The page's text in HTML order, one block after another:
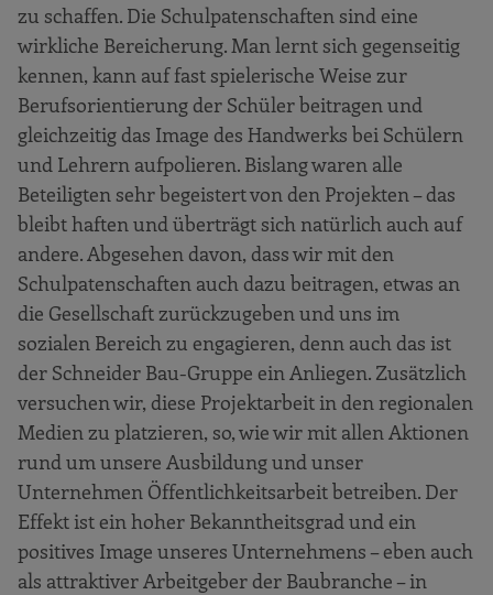
zu schaffen. Die Schulpatenschaften sind eine
wirkliche Bereicherung. Man lernt sich gegenseitig
kennen, kann auf fast spielerische Weise zur
Berufsorientierung der Schüler beitragen und
gleichzeitig das Image des Handwerks bei Schülern
und Lehrern aufpolieren. Bislang waren alle
Beteiligten sehr begeistert von den Projekten – das
bleibt haften und überträgt sich natürlich auch auf
andere. Abgesehen davon, dass wir mit den
Schulpatenschaften auch dazu beitragen, etwas an
die Gesellschaft zurückzugeben und uns im
sozialen Bereich zu engagieren, denn auch das ist
der Schneider Bau-Gruppe ein Anliegen. Zusätzlich
versuchen wir, diese Projektarbeit in den regionalen
Medien zu platzieren, so, wie wir mit allen Aktionen
rund um unsere Ausbildung und unser
Unternehmen Öffentlichkeitsarbeit betreiben. Der
Effekt ist ein hoher Bekanntheitsgrad und ein
positives Image unseres Unternehmens – eben auch
als attraktiver Arbeitgeber der Baubranche – in